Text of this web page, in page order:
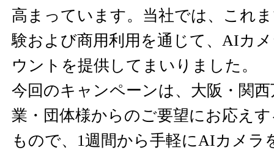
高まっています。当社では、これ
験および商用利用を通じて、AIカ
ウントを提供してまいりました。
今回のキャンペーンは、大阪・関
業・団体様からのご要望にお応え
もので、1週間から手軽にAIカメラ